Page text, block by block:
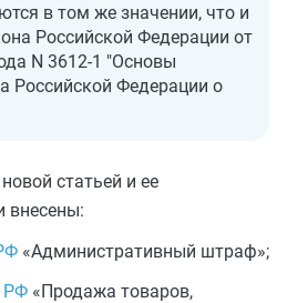
в том же значении, что и
Российской Федерации от
N 3612-1 "Основы
Российской Федерации о
статьей и ее
внесены:
«Административный штраф»;
РФ «Продажа товаров,